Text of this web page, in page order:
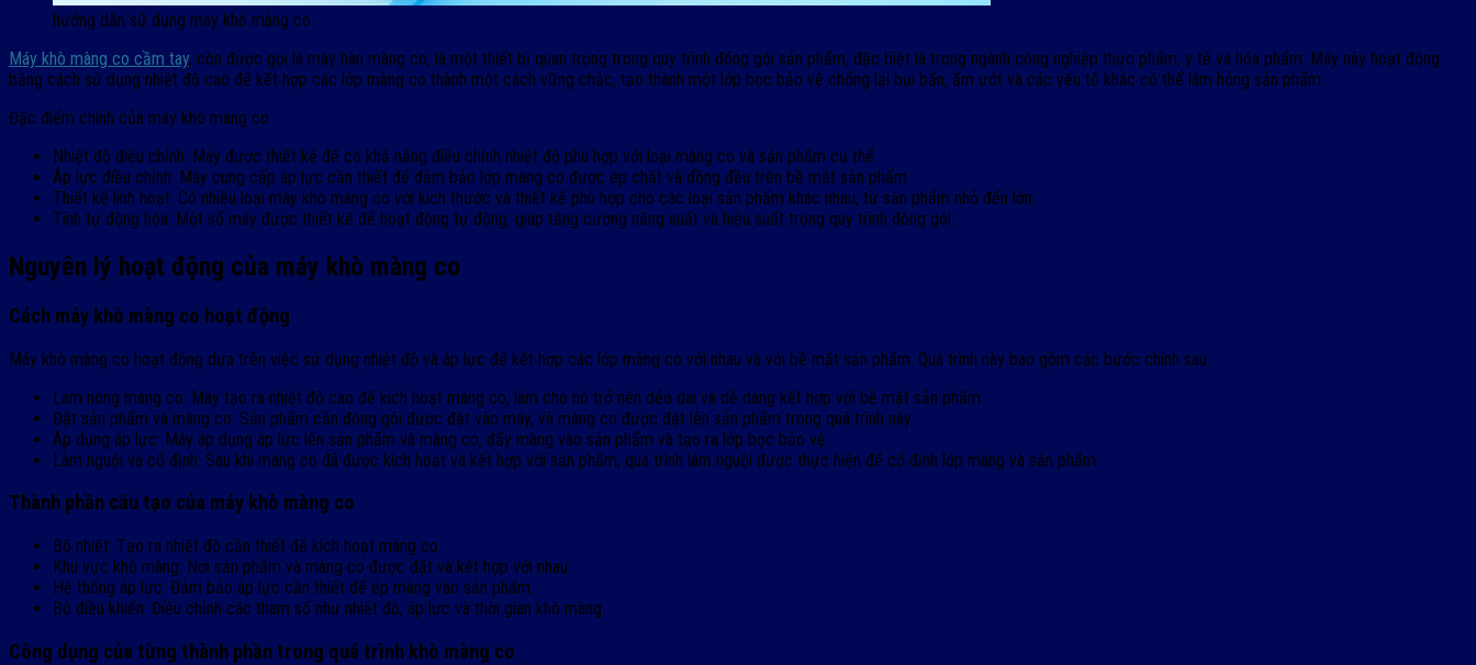
hướng dẫn sử dụng máy khò màng co
Máy khò màng co cầm tay, còn được gọi là máy hàn màng co, là một thiết bị quan trọng trong quy trình đóng gói sản phẩm, đặc biệt là trong ngành công nghiệp thực phẩm, y tế và hóa phẩm. Máy này hoạt động
bằng cách sử dụng nhiệt độ cao để kết hợp các lớp màng co thành một cách vững chắc, tạo thành một lớp bọc bảo vệ chống lại bụi bẩn, ẩm ướt và các yếu tố khác có thể làm hỏng sản phẩm.
Đặc điểm chính của máy khò màng co
Nhiệt độ điều chỉnh: Máy được thiết kế để có khả năng điều chỉnh nhiệt độ phù hợp với loại màng co và sản phẩm cụ thể.
Áp lực điều chỉnh: Máy cung cấp áp lực cần thiết để đảm bảo lớp màng co được ép chặt và đồng đều trên bề mặt sản phẩm.
Thiết kế linh hoạt: Có nhiều loại máy khò màng co với kích thước và thiết kế phù hợp cho các loại sản phẩm khác nhau, từ sản phẩm nhỏ đến lớn.
Tính tự động hóa: Một số máy được thiết kế để hoạt động tự động, giúp tăng cường năng suất và hiệu suất trong quy trình đóng gói.
Nguyên lý hoạt động của máy khò màng co
Cách máy khò màng co hoạt động
Máy khò màng co hoạt động dựa trên việc sử dụng nhiệt độ và áp lực để kết hợp các lớp màng co với nhau và với bề mặt sản phẩm. Quá trình này bao gồm các bước chính sau:
Làm nóng màng co: Máy tạo ra nhiệt độ cao để kích hoạt màng co, làm cho nó trở nên dẻo dai và dễ dàng kết hợp với bề mặt sản phẩm.
Đặt sản phẩm và màng co: Sản phẩm cần đóng gói được đặt vào máy, và màng co được đặt lên sản phẩm trong quá trình này.
Áp dụng áp lực: Máy áp dụng áp lực lên sản phẩm và màng co, đẩy màng vào sản phẩm và tạo ra lớp bọc bảo vệ.
Làm nguội và cố định: Sau khi màng co đã được kích hoạt và kết hợp với sản phẩm, quá trình làm nguội được thực hiện để cố định lớp màng và sản phẩm.
Thành phần cấu tạo của máy khò màng co
Bộ nhiệt: Tạo ra nhiệt độ cần thiết để kích hoạt màng co.
Khu vực khò màng: Nơi sản phẩm và màng co được đặt và kết hợp với nhau.
Hệ thống áp lực: Đảm bảo áp lực cần thiết để ép màng vào sản phẩm.
Bộ điều khiển: Điều chỉnh các tham số như nhiệt độ, áp lực và thời gian khò màng.
Công dụng của từng thành phần trong quá trình khò màng co